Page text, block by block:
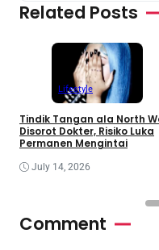
Related Posts
Lifestyle
Tindik Tangan ala North
Disorot Dokter, Risiko Luka
Permanen Mengintai
July 14, 2026
Comment